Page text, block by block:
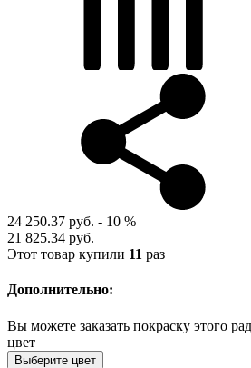
24 250.37 руб. - 10 %
21 825.34 руб.
Этот товар купили 11 раз
Дополнительно:
Вы можете заказать покраску этого
цвет
Выберите цвет